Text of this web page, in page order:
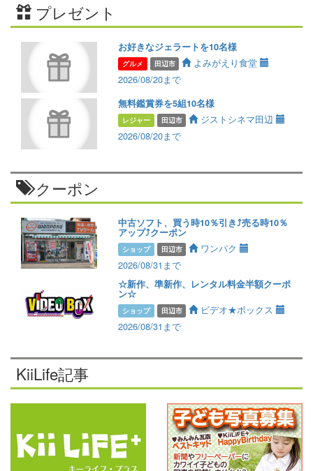
プレゼント
お好きなジェラートを10名様
グルメ 田辺市
よみがえり食堂
2026/08/20まで
無料鑑賞券を5組10名様
レジャー 田辺市
ジストシネマ田辺
2026/08/20まで
クーポン
中古ソフト、買う時10％引き⤴️売る時10％
アップ⤴️クーポン
ショップ 田辺市
ワンパク
2026/08/31まで
☆新作、準新作、レンタル料金半額クーポ
ン☆
ショップ 田辺市
ビデオ★ボックス
2026/08/31まで
KiiLife記事